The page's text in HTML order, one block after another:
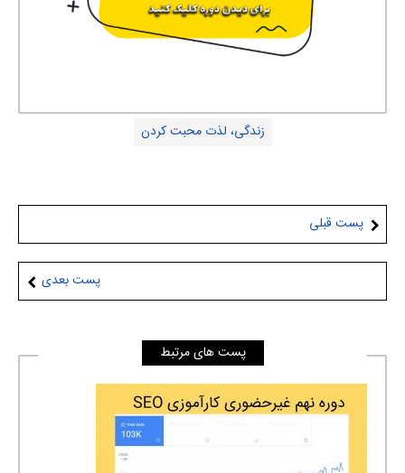
زندگی، لذت محبت کردن
پست قبلی
پست بعدی
پست های مرتبط